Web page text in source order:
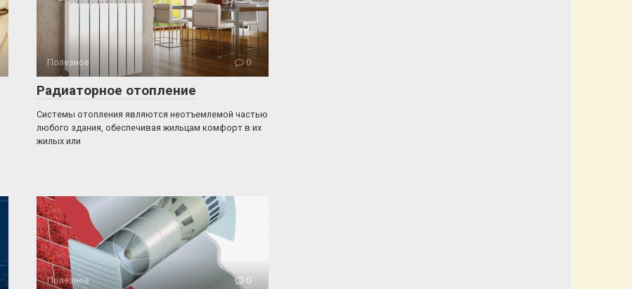
Полезное 0
Радиаторное отопление
Системы отопления являются неотъемлемой частью
любого здания, обеспечивая жильцам комфорт в их
жилых или
Полезное 0